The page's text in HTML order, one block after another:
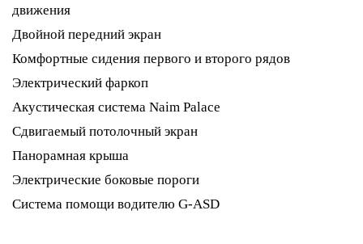
движения
Двойной передний экран
Комфортные сидения первого и второго рядов
Электрический фаркоп
Акустическая система Naim Palace
Сдвигаемый потолочный экран
Панорамная крыша
Электрические боковые пороги
Система помощи водителю G-ASD